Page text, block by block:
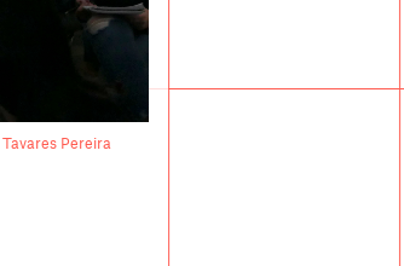
Pereira